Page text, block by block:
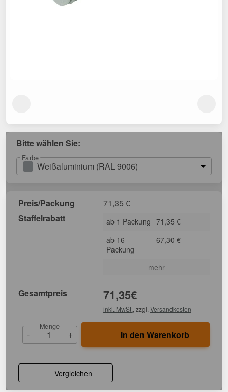
Bitte wählen Sie:
Farbe
Weißaluminium (RAL 9006)
Preis/Packung 71,35 €
Staffelrabatt
ab 1 Packung
71,35 €
ab 16
Packung
67,30 €
mehr
Gesamtpreis 71,35€
inkl. MwSt. , zzgl. Versandkosten
-
Menge
+ In den Warenkorb
Vergleichen